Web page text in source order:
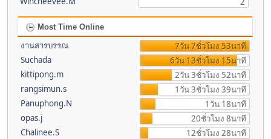
Most Time Online
งานสารบรรณ
7วัน 7ชั่วโมง 53นาที
Suchada
6วัน 13ชั่วโมง 15นาที
kittipong.m
2วัน 3ชั่วโมง 52นาที
rangsimun.s
1วัน 3ชั่วโมง 39นาที
Panuphong.N
1วัน 18นาที
opas.j
20ชั่วโมง 8นาที
Chalinee.S
12ชั่วโมง 28นาที